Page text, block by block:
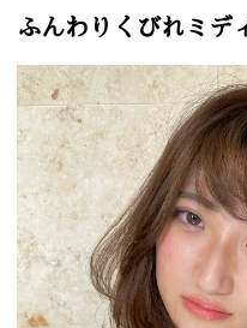
ふんわりくびれミデ